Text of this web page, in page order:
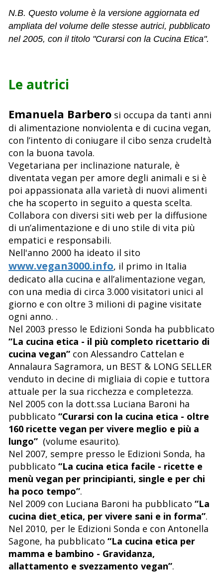
N.B. Questo volume è la versione aggiornata ed
ampliata del volume delle stesse autrici, pubblicato
nel 2005, con il titolo "Curarsi con la Cucina Etica".
Le autrici
Emanuela Barbero si occupa da tanti anni
di alimentazione nonviolenta e di cucina vegan,
con l’intento di coniugare il cibo senza crudeltà
con la buona tavola.
Vegetariana per inclinazione naturale, è
diventata vegan per amore degli animali e si è
poi appassionata alla varietà di nuovi alimenti
che ha scoperto in seguito a questa scelta.
Collabora con diversi siti web per la diffusione
di un’alimentazione e di uno stile di vita più
empatici e responsabili.
Nell'anno 2000 ha ideato il sito
www.vegan3000.info, il primo in Italia
dedicato alla cucina e all’alimentazione vegan,
con una media di circa 3.000 visitatori unici al
giorno e con oltre 3 milioni di pagine visitate
ogni anno. .
Nel 2003 presso le Edizioni Sonda ha pubblicato
“La cucina etica - il più completo ricettario di
cucina vegan” con Alessandro Cattelan e
Annalaura Sagramora, un BEST & LONG SELLER
venduto in decine di migliaia di copie e tuttora
attuale per la sua ricchezza e completezza.
Nel 2005 con la dott.ssa Luciana Baroni ha
pubblicato “Curarsi con la cucina etica - oltre
160 ricette vegan per vivere meglio e più a
lungo” (volume esaurito).
Nel 2007, sempre presso le Edizioni Sonda, ha
pubblicato “La cucina etica facile - ricette e
menù vegan per principianti, single e per chi
ha poco tempo”.
Nel 2009 con Luciana Baroni ha pubblicato “La
cucina diet_etica, per vivere sani e in forma”.
Nel 2010, per le Edizioni Sonda e con Antonella
Sagone, ha pubblicato “La cucina etica per
mamma e bambino - Gravidanza,
allattamento e svezzamento vegan”.